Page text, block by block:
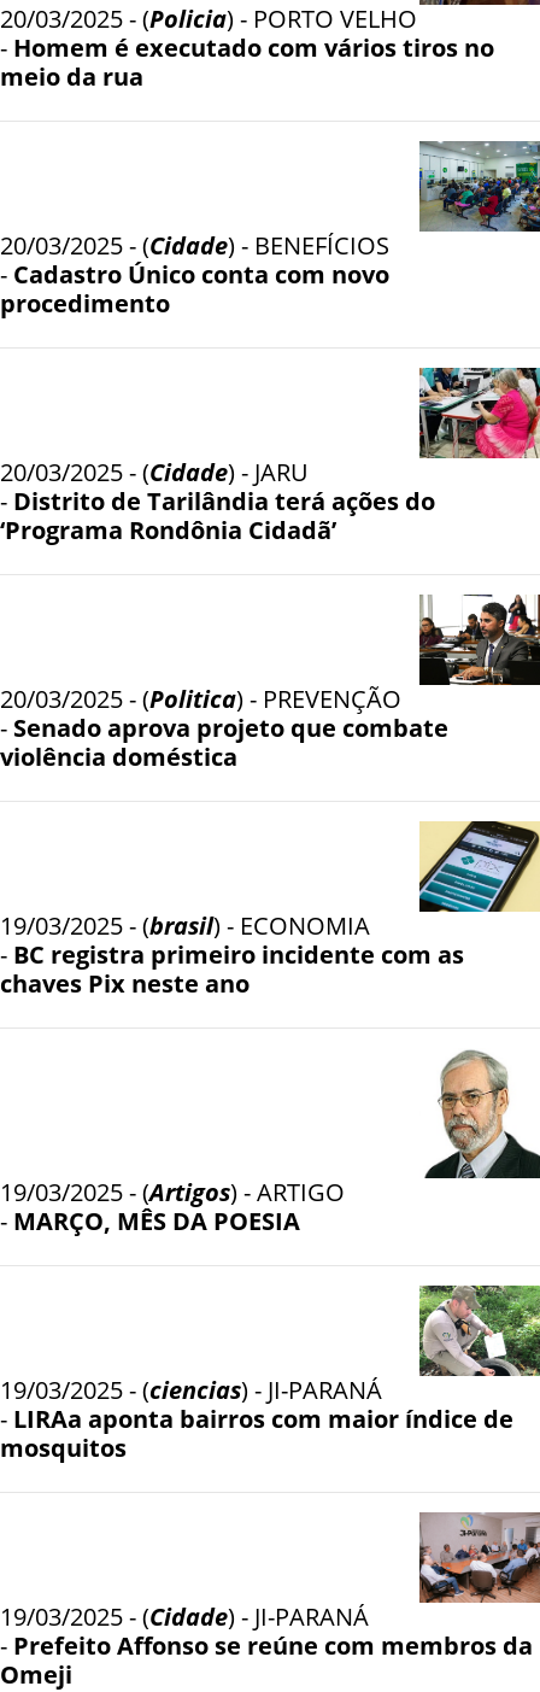
20/03/2025 - (Policia) - PORTO VELHO
- Homem é executado com vários tiros no
meio da rua
20/03/2025 - (Cidade) - BENEFÍCIOS
- Cadastro Único conta com novo
procedimento
20/03/2025 - (Cidade) - JARU
- Distrito de Tarilândia terá ações do
‘Programa Rondônia Cidadã’
20/03/2025 - (Politica) - PREVENÇÃO
- Senado aprova projeto que combate
violência doméstica
19/03/2025 - (brasil) - ECONOMIA
- BC registra primeiro incidente com as
chaves Pix neste ano
19/03/2025 - (Artigos) - ARTIGO
- MARÇO, MÊS DA POESIA
19/03/2025 - (ciencias) - JI-PARANÁ
- LIRAa aponta bairros com maior índice de
mosquitos
19/03/2025 - (Cidade) - JI-PARANÁ
- Prefeito Affonso se reúne com membros da
Omeji